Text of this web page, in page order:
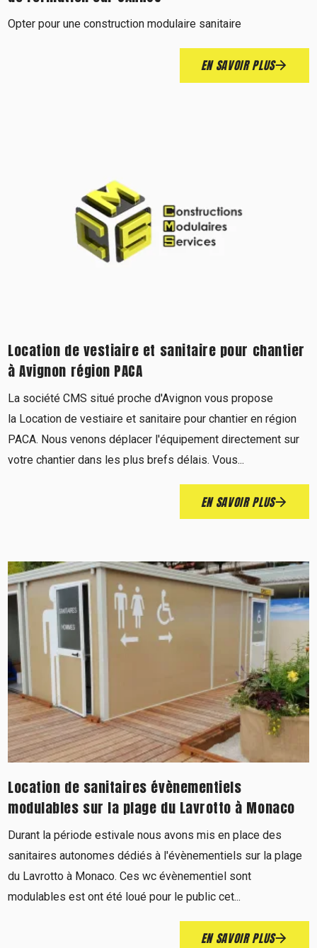
Opter pour une construction modulaire sanitaire
EN SAVOIR PLUS
Location de vestiaire et sanitaire pour chantier
à Avignon région PACA
La société CMS situé proche d'Avignon vous propose
la Location de vestiaire et sanitaire pour chantier en région
PACA. Nous venons déplacer l'équipement directement sur
votre chantier dans les plus brefs délais. Vous...
EN SAVOIR PLUS
Location de sanitaires évènementiels
modulables sur la plage du Lavrotto à Monaco
Durant la période estivale nous avons mis en place des
sanitaires autonomes dédiés à l'évènementiels sur la plage
du Lavrotto à Monaco. Ces wc évènementiel sont
modulables est ont été loué pour le public cet...
EN SAVOIR PLUS